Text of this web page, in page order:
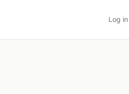
Log in